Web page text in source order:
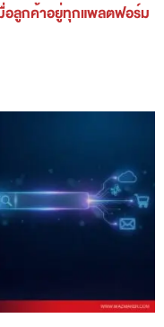
มื่อลูกค้าอยู่ทุกแพลตฟอร์ม